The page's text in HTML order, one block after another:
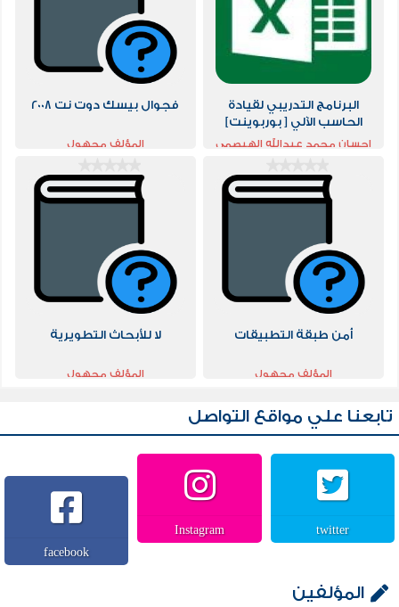
البرنامج التدريبي لقيادة
الحاسب الآلي [ بوربوينت]
احسان محمد عبدالله الهيصمي
فجوال بيسك دوت نت 2008
المؤلف مجهول
أمن طبقة التطبيقات
المؤلف مجهول
لا للأبحاث التطويرية
المؤلف مجهول
تابعنا علي مواقع التواصل
twitter
Instagram
facebook
المؤلفين